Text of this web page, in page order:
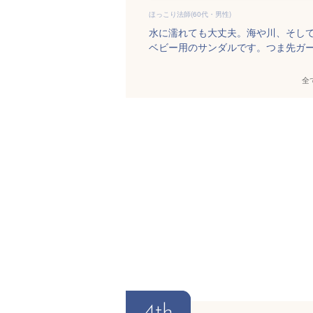
ほっこり法師(60代・男性)
水に濡れても大丈夫。海や川、そし
ベビー用のサンダルです。つま先ガ
全